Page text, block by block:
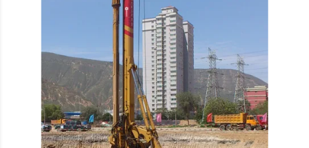
COMPANY
NEWS